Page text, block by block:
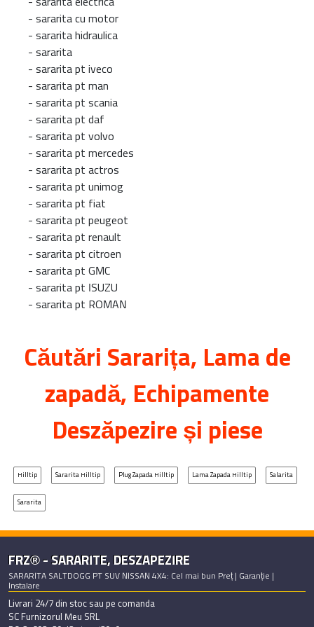
- sararita cu motor
- sararita hidraulica
- sararita
- sararita pt iveco
- sararita pt man
- sararita pt scania
- sararita pt daf
- sararita pt volvo
- sararita pt mercedes
- sararita pt actros
- sararita pt unimog
- sararita pt fiat
- sararita pt peugeot
- sararita pt renault
- sararita pt citroen
- sararita pt GMC
- sararita pt ISUZU
- sararita pt ROMAN
Căutări Sararița, Lama de
zapadă, Echipamente
Deszăpezire și piese
Hilltip Sararita Hilltip Plug Zapada Hilltip Lama Zapada Hilltip Salarita
Sararita
FRZ® - SARARITE, DESZAPEZIRE
SARARITA SALTDOGG PT SUV NISSAN 4X4: Cel mai bun Preț | Garanție |
Instalare
Livrari 24/7 din stoc sau pe comanda
SC Furnizorul Meu SRL